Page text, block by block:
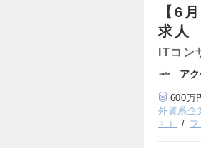
【6
求人
ITコン
ア
600万
外資系企
可）